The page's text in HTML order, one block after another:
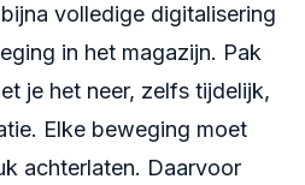
volledige digitalisering
in het magazijn. Pak
je het neer, zelfs tijdelijk,
Elke beweging moet
achterlaten. Daarvoor